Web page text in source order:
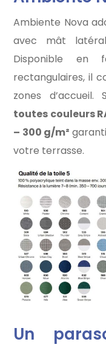
Ambiente Nova
avec mât
Disponible en
rectangulaires, il
zones d’accueil.
toutes couleurs
– 300 g/m²
votre terrasse.
Un